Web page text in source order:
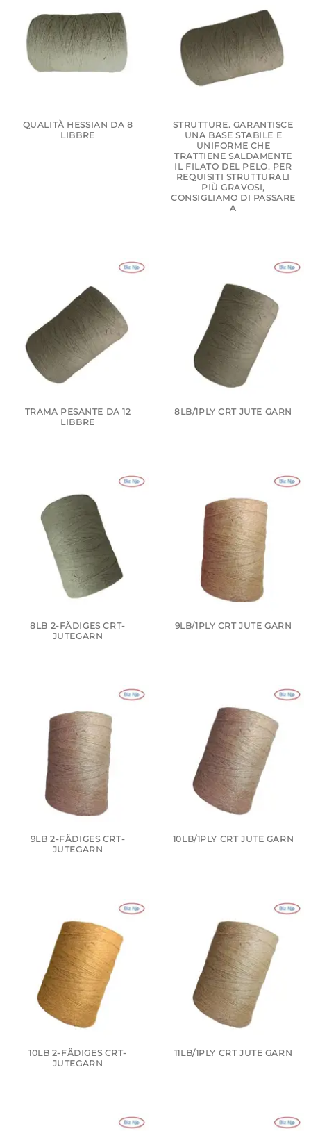
QUALITÀ HESSIAN DA 8
LIBBRE
STRUTTURE. GARANTISCE
UNA BASE STABILE E
UNIFORME CHE
TRATTIENE SALDAMENTE
IL FILATO DEL PELO. PER
REQUISITI STRUTTURALI
PIÙ GRAVOSI,
CONSIGLIAMO DI PASSARE
A
TRAMA PESANTE DA 12
LIBBRE
8LB/1PLY CRT JUTE GARN
8LB 2-FÄDIGES CRT-
JUTEGARN
9LB/1PLY CRT JUTE GARN
9LB 2-FÄDIGES CRT-
JUTEGARN
10LB/1PLY CRT JUTE GARN
10LB 2-FÄDIGES CRT-
JUTEGARN
11LB/1PLY CRT JUTE GARN